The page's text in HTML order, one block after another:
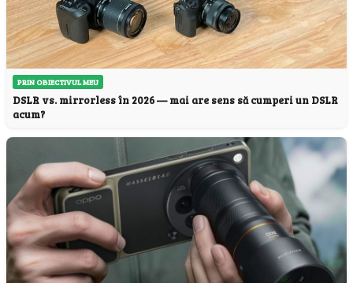
PRIN OBIECTIVUL MEU
DSLR vs. mirrorless în 2026 — mai are sens să cumperi un DSLR
acum?